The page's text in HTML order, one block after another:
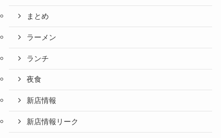
まとめ
ラーメン
ランチ
夜食
新店情報
新店情報リーク